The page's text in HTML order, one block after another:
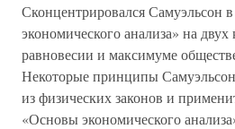
Сконцентрировался Самуэльсон
экономического анализа» на
равновесии и максимуме
Некоторые принципы
из физических законов и
«Основы экономического